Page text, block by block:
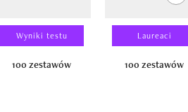
Wyniki testu
100 zestawów
Laureaci
100 zestawów